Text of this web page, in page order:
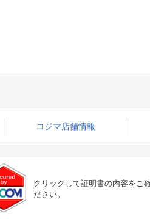
コジマ店舗情報
クリックして証明書の内容をご
ださい。